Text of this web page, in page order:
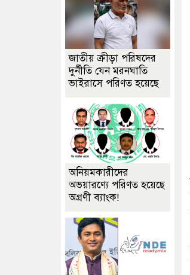
জাতীয় ক্রীড়া পরিষদের
দুর্নীতি যেন মরনঘাতি
ভাইরাসে পরিণত হয়েছে
অনিয়মকারীদের
অভয়ারণ্যে পরিণত হয়েছে
অগ্রণী ব্যাংক!